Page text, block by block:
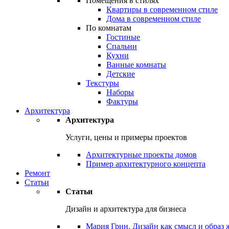
Квартиры в современном стиле
Дома в современном стиле
По комнатам
Гостиные
Спальни
Кухни
Ванные комнаты
Детские
Текстуры
Наборы
Фактуры
Архитектура
Архитектура
Услуги, цены и примеры проектов
Архитектурные проекты домов
Пример архитектурного концепта
Ремонт
Статьи
Статьи
Дизайн и архитектура для бизнеса
Мария Грин. Дизайн как смысл и образ